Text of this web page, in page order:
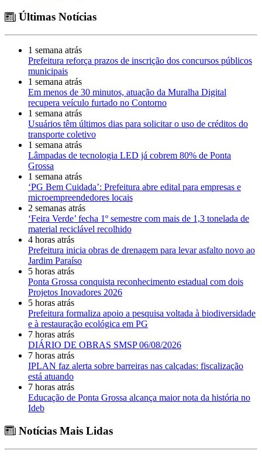
Últimas Notícias
1 semana atrás
Prefeitura reforça prazos de inscrição dos concursos públicos
municipais
1 semana atrás
Em menos de 30 minutos, atuação da Muralha Digital
recupera veículo furtado no Contorno
1 semana atrás
Usuários têm últimos dias para solicitar o uso de créditos do
transporte coletivo
1 semana atrás
Lâmpadas de tecnologia LED já cobrem 80% de Ponta
Grossa
1 semana atrás
‘PG Bem Cuidada’: Prefeitura abre edital para empresas e
microempreendedores locais
2 semanas atrás
‘Feira Verde’ fecha 1º semestre com mais de 1,3 tonelada de
material reciclável recolhido
4 horas atrás
Prefeitura inicia obras de drenagem para levar asfalto novo ao
Jardim Paraíso
5 horas atrás
Ponta Grossa conquista reconhecimento estadual com dois
Projetos Inovadores 2026
5 horas atrás
Prefeitura formaliza apoio a pesquisa voltada à biodiversidade
e à restauração ecológica em PG
7 horas atrás
DIÁRIO DE OBRAS SMSP 06/08/2026
7 horas atrás
IPLAN faz alerta sobre barreiras nas calçadas: fiscalização
está atuando
7 horas atrás
Educação de Ponta Grossa alcança maior nota da história no
Ideb
Notícias Mais Lidas